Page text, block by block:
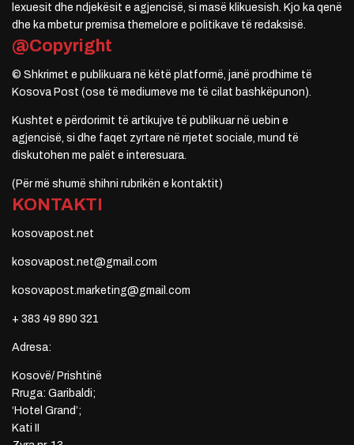
lexuesit dhe ndjekësit e agjencisë, si masë klikuesish. Kjo ka qenë
dhe ka mbetur premisa themelore e politikave të redaksisë.
@Copyright
© Shkrimet e publikuara në këtë platformë, janë prodhime të
Kosova Post (ose të mediumeve me të cilat bashkëpunon).
Kushtet e përdorimit të artikujve të publikuar në uebin e
agjencisë, si dhe faqet zyrtare në rrjetet sociale, mund të
diskutohen me palët e interesuara.
(Për më shumë shihni rubrikën e kontaktit)
KONTAKTI
kosovapost.net
kosovapost.net@gmail.com
kosovapost.marketing@gmail.com
+ 383 49 890 321
Adresa:
Kosovë/ Prishtinë
Rruga: Garibaldi;
‘Hotel Grand’;
Kati II